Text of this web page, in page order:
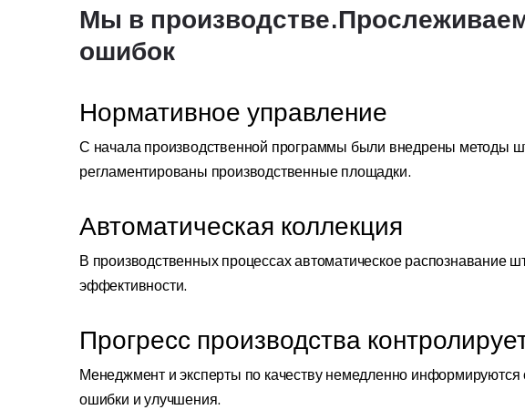
Мы в
ошибок
Нормативное управление
С начала производственной программы были внедрены методы
регламентированы производственные площадки.
Автоматическая коллекция
В производственных процессах автоматическое распознавание
эффективности.
Прогресс производства
Менеджмент и эксперты по качеству немедленно
ошибки и улучшения.